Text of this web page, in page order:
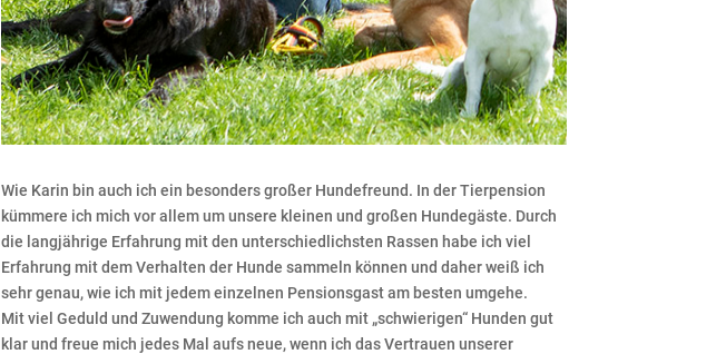
Wie Karin bin auch ich ein besonders großer Hundefreund. In der Tierpension
kümmere ich mich vor allem um unsere kleinen und großen Hundegäste. Durch
die langjährige Erfahrung mit den unterschiedlichsten Rassen habe ich viel
Erfahrung mit dem Verhalten der Hunde sammeln können und daher weiß ich
sehr genau, wie ich mit jedem einzelnen Pensionsgast am besten umgehe.
Mit viel Geduld und Zuwendung komme ich auch mit „schwierigen“ Hunden gut
klar und freue mich jedes Mal aufs neue, wenn ich das Vertrauen unserer